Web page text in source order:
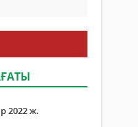
2022 ж.